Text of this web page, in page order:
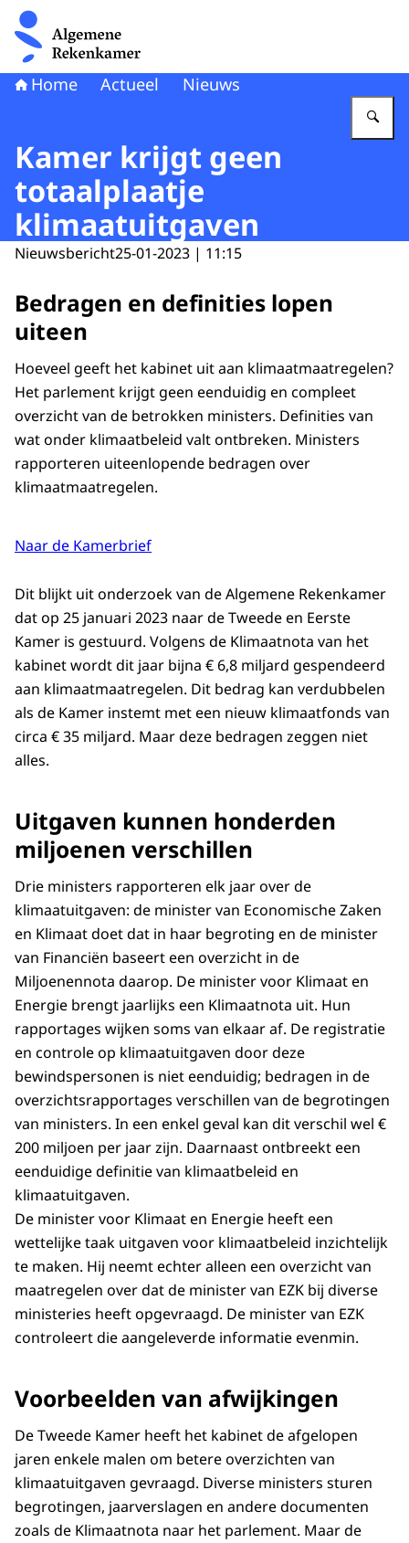
Naar de homepage van Algemene Rekenkamer
Home Actueel Nieuws
Kamer krijgt geen
totaalplaatje
klimaatuitgaven
Nieuwsbericht25-01-2023 | 11:15
Bedragen en definities lopen
uiteen
Hoeveel geeft het kabinet uit aan klimaatmaatregelen?
Het parlement krijgt geen eenduidig en compleet
overzicht van de betrokken ministers. Definities van
wat onder klimaatbeleid valt ontbreken. Ministers
rapporteren uiteenlopende bedragen over
klimaatmaatregelen.
Naar de Kamerbrief
Dit blijkt uit onderzoek van de Algemene Rekenkamer
dat op 25 januari 2023 naar de Tweede en Eerste
Kamer is gestuurd. Volgens de Klimaatnota van het
kabinet wordt dit jaar bijna € 6,8 miljard gespendeerd
aan klimaatmaatregelen. Dit bedrag kan verdubbelen
als de Kamer instemt met een nieuw klimaatfonds van
circa € 35 miljard. Maar deze bedragen zeggen niet
alles.
Uitgaven kunnen honderden
miljoenen verschillen
Drie ministers rapporteren elk jaar over de
klimaatuitgaven: de minister van Economische Zaken
en Klimaat doet dat in haar begroting en de minister
van Financiën baseert een overzicht in de
Miljoenennota daarop. De minister voor Klimaat en
Energie brengt jaarlijks een Klimaatnota uit. Hun
rapportages wijken soms van elkaar af. De registratie
en controle op klimaatuitgaven door deze
bewindspersonen is niet eenduidig; bedragen in de
overzichtsrapportages verschillen van de begrotingen
van ministers. In een enkel geval kan dit verschil wel €
200 miljoen per jaar zijn. Daarnaast ontbreekt een
eenduidige definitie van klimaatbeleid en
klimaatuitgaven.
De minister voor Klimaat en Energie heeft een
wettelijke taak uitgaven voor klimaatbeleid inzichtelijk
te maken. Hij neemt echter alleen een overzicht van
maatregelen over dat de minister van EZK bij diverse
ministeries heeft opgevraagd. De minister van EZK
controleert die aangeleverde informatie evenmin.
Voorbeelden van afwijkingen
De Tweede Kamer heeft het kabinet de afgelopen
jaren enkele malen om betere overzichten van
klimaatuitgaven gevraagd. Diverse ministers sturen
begrotingen, jaarverslagen en andere documenten
zoals de Klimaatnota naar het parlement. Maar de